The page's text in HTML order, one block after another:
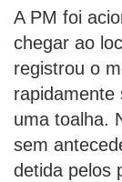
A PM foi
chegar ao
registrou o
rapidamente
uma toalha.
sem
detida pelos